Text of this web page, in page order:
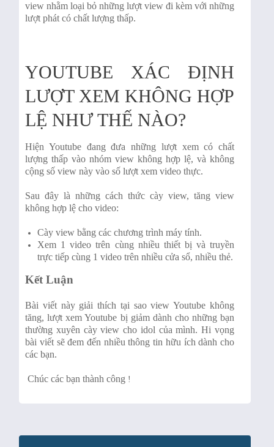
view nhằm loại bỏ những lượt view đi kèm với những
lượt phát có chất lượng thấp.
YOUTUBE XÁC ĐỊNH
LƯỢT XEM KHÔNG HỢP
LỆ NHƯ THẾ NÀO?
Hiện Youtube đang đưa những lượt xem có chất
lượng thấp vào nhóm view không hợp lệ, và không
cộng số view này vào số lượt xem video thực.
Sau đây là những cách thức cày view, tăng view
không hợp lệ cho video:
Cày view bằng các chương trình máy tính.
Xem 1 video trên cùng nhiều thiết bị và truyền
trực tiếp cùng 1 video trên nhiều cửa sổ, nhiều thẻ.
Kết Luận
Bài viết này giải thích tại sao view Youtube không
tăng, lượt xem Youtube bị giảm dành cho những bạn
thường xuyên cày view cho idol của mình. Hi vọng
bài viết sẽ đem đến nhiều thông tin hữu ích dành cho
các bạn.
Chúc các bạn thành công !